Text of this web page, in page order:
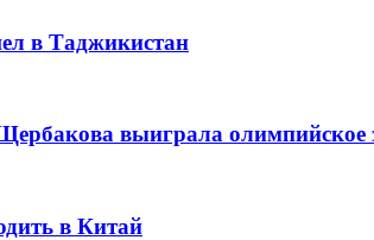
в Таджикистан
выиграла олимпийское
в Китай